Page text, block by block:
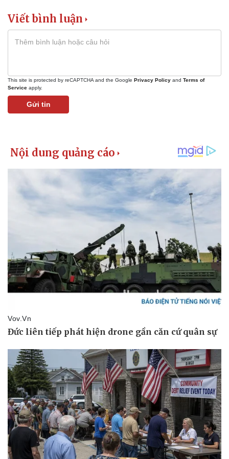
Lịch thi đấu bóng đá
Thế giới thể thao
Hậu trường
Ô tô - Xe máy
Tư vấn
Viết bình luận
This site is protected by reCAPTCHA and the Google Privacy Policy and Terms of
Service apply.
Gửi tin